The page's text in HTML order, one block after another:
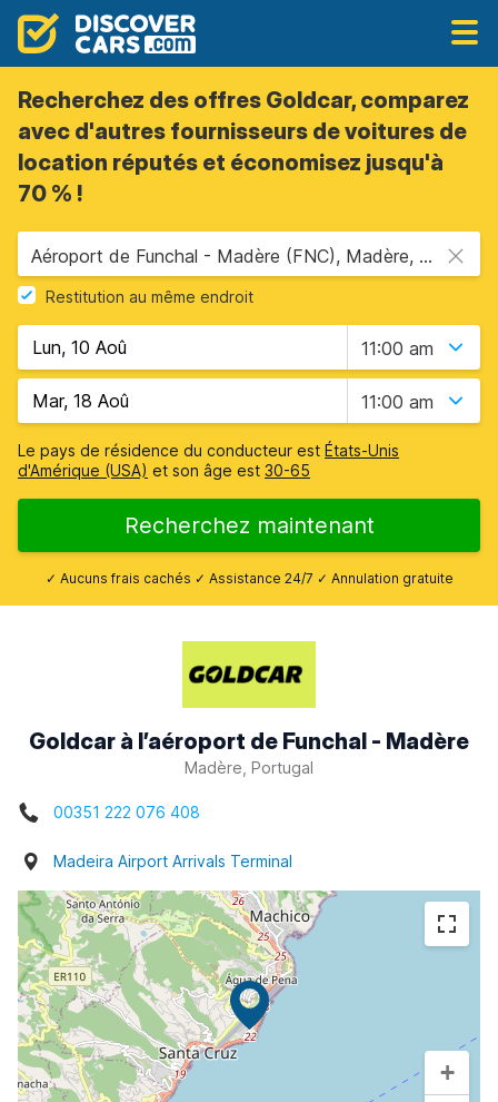
Recherchez des offres Goldcar, comparez
avec d'autres fournisseurs de voitures de
location réputés et économisez jusqu'à
70 % !
Aéroport de Funchal - Madère (FNC), Madère, Portugal
Restitution au même endroit
11:00 am
11:00 am
Le pays de résidence du conducteur est États-Unis
d'Amérique (USA) et son âge est 30-65
Recherchez maintenant
✓ Aucuns frais cachés ✓ Assistance 24/7 ✓ Annulation gratuite
Goldcar à l’aéroport de Funchal - Madère
Madère, Portugal
00351 222 076 408
Madeira Airport Arrivals Terminal
+